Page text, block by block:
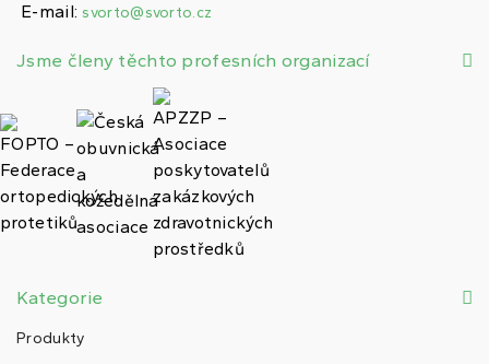
E-mail: svorto@svorto.cz
Jsme členy těchto profesních organizací
Kategorie
Produkty